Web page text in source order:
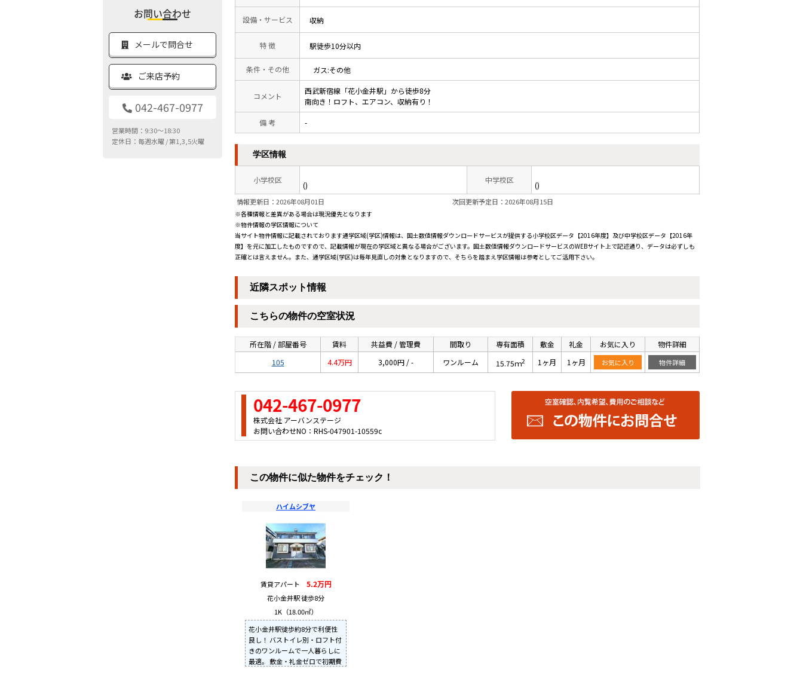
設備・サービス 収納
特 徴 駅徒歩10分以内
条件・その他 ガス:その他
コメント
西武新宿線「花小金井駅」から徒歩8分
南向き！ロフト、エアコン、収納有り！
備 考 -
学区情報
小学校区
()
中学校区
()
情報更新日：2026年08月01日 次回更新予定日：2026年08月15日
※各種情報と差異がある場合は現況優先となります
※物件情報の学区情報について
当サイト物件情報に記載されております通学区域(学区)情報は、国土数値情報ダウンロードサービスが提供する小学校区データ【2016年度】及び中学校区データ【2016年
度】を元に加工したものですので、記載情報が現在の学区域と異なる場合がございます。国土数値情報ダウンロードサービスのWEBサイト上で記述通り、データは必ずしも
正確とは言えません。また、通学区域(学区)は毎年見直しの対象となりますので、そちらを踏まえ学区情報は参考としてご活用下さい。
近隣スポット情報
こちらの物件の空室状況
所在階 / 部屋番号 賃料 共益費 / 管理費 間取り 専有面積 敷金 礼金 お気に入り
物件詳細
105
4.4万円 3,000円 / - ワンルーム 15.75ｍ2 1ヶ月 1ヶ月 お気に入り 物件詳細
042-467-0977
株式会社 アーバンステージ
お問い合わせNO：RHS-047901-10559c
この物件に似た物件をチェック！
ハイムシブヤ
賃貸アパート 5.2万円
花小金井駅 徒歩8分
1K（18.00㎡）
花小金井駅徒歩約8分で利便性
良し！ バストイレ別・ロフト付
きのワンルームで一人暮らしに
最適。 敷金・礼金ゼロで初期費
お問い合わせ
メールで問合せ
ご来店予約
042-467-0977
営業時間：9:30～18:30
定休日：毎週水曜 / 第1,3,5火曜